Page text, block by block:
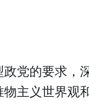
党的要求，
主义世界